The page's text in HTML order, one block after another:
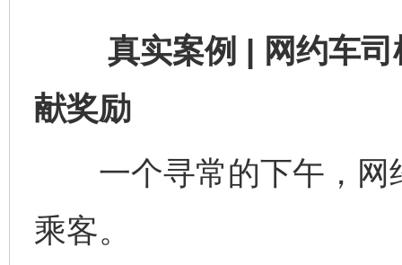
真实案例 | 网约车司
献奖励
一个寻常的下午，网
乘客。